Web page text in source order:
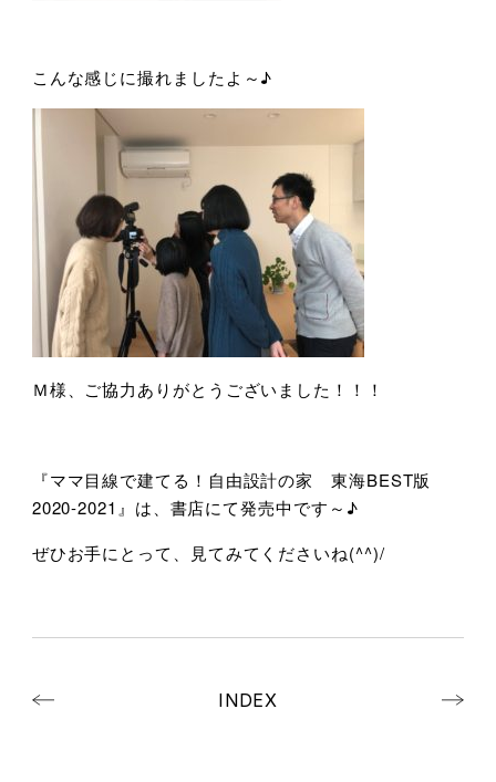
こんな感じに撮れましたよ～♪
Ｍ様、ご協力ありがとうございました！！！
『ママ目線で建てる！自由設計の家 東海BEST版
2020-2021』は、書店にて発売中です～♪
ぜひお手にとって、見てみてくださいね(^^)/
INDEX